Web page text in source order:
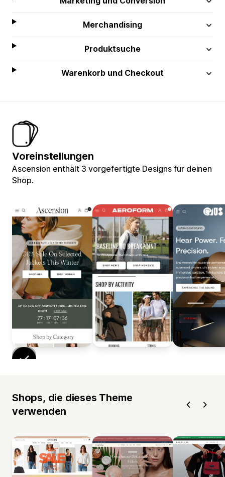
Merchandising
Produktsuche
Warenkorb und Checkout
Voreinstellungen
Ascension enthält 3 vorgefertigte Designs für deinen
Shop.
Shops, die dieses Theme
verwenden